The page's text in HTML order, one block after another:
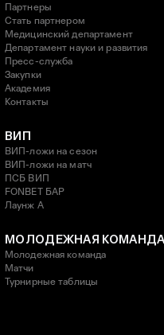
Партнеры
Стать партнером
Медицинский департамент
Департамент науки и развития
Пресс-служба
Закупки
Академия
Контакты
ВИП
ВИП-ложи на сезон
ВИП-ложи на матч
ПСБ ВИП
FONBET БАР
Лаунж A
МОЛОДЕЖНАЯ
Молодежная команда
Матчи
Турнирные таблицы